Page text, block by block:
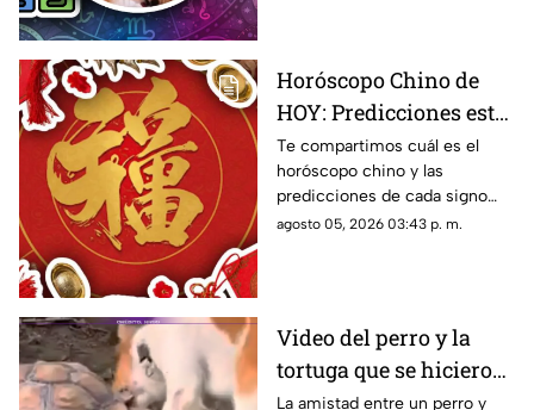
Horóscopo Chino de
HOY: Predicciones este
5 de agosto de 2026
para cada signo del
zodiaco
Te compartimos cuál es el
horóscopo chino y las
predicciones de cada signo
para el día de hoy, miércoles 5
agosto 05, 2026 03:43 p. m.
Video del perro y la
tortuga que se hicieron
amigos conquista las
La amistad entre un perro y